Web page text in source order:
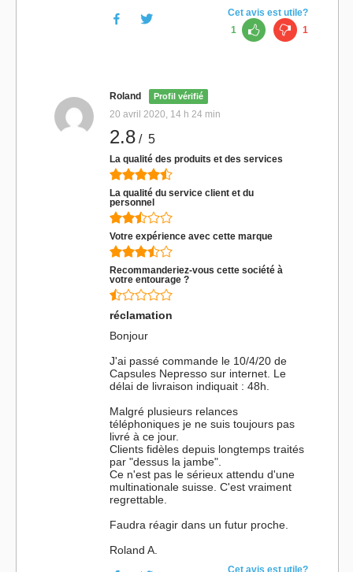
Cet avis est utile?
1
1
Roland Profil vérifié
20 avril 2020, 14 h 24 min
2.8 / 5
La qualité des produits et des services
La qualité du service client et du
personnel
Votre expérience avec cette marque
Recommanderiez-vous cette société à
votre entourage ?
réclamation
Bonjour
J'ai passé commande le 10/4/20 de
Capsules Nepresso sur internet. Le
délai de livraison indiquait : 48h.
Malgré plusieurs relances
téléphoniques je ne suis toujours pas
livré à ce jour.
Clients fidèles depuis longtemps traités
par "dessus la jambe".
Ce n'est pas le sérieux attendu d'une
multinationale suisse. C'est vraiment
regrettable.
Faudra réagir dans un futur proche.
Roland A.
Cet avis est utile?